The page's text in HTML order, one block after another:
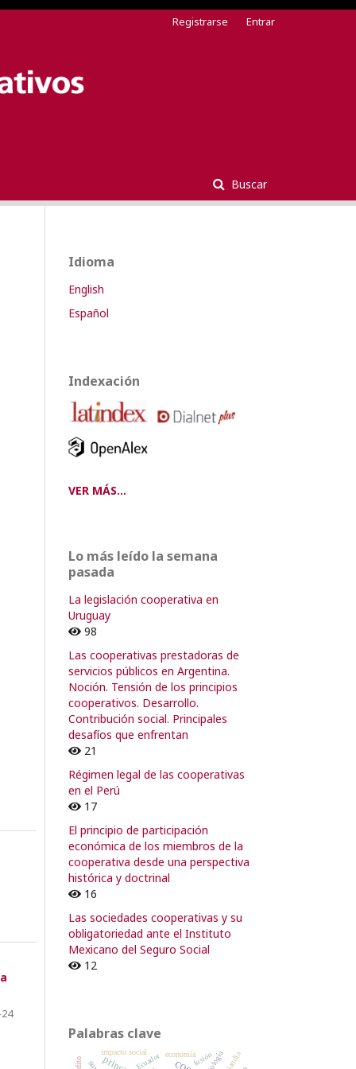
Buscar
Registrarse Entrar
Idioma
English
Español
Indexación
VER MÁS...
Lo más leído la semana
pasada
La legislación cooperativa en
Uruguay
98
Las cooperativas prestadoras de
servicios públicos en Argentina.
Noción. Tensión de los principios
cooperativos. Desarrollo.
Contribución social. Principales
desafíos que enfrentan
21
Régimen legal de las cooperativas
en el Perú
17
El principio de participación
económica de los miembros de la
cooperativa desde una perspectiva
histórica y doctrinal
16
Las sociedades cooperativas y su
obligatoriedad ante el Instituto
Mexicano del Seguro Social
12
Palabras clave
Ecuador economía
impacto social biología
fusión